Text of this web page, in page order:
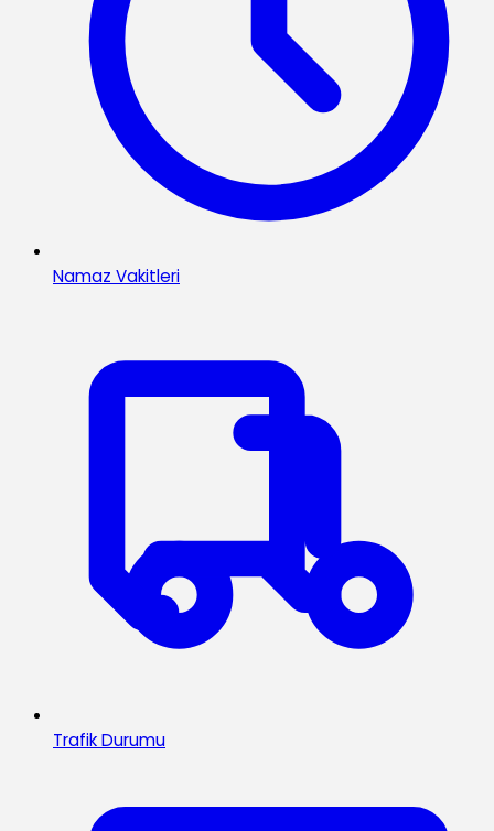
Namaz Vakitleri
Trafik Durumu